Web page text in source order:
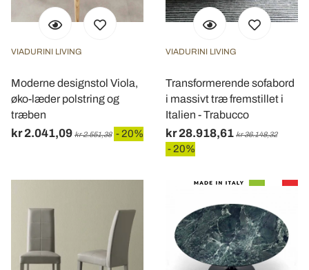
VIADURINI LIVING
Moderne designstol Viola,
øko-læder polstring og
træben
kr 2.041,09 kr 2.551,38 - 20%
VIADURINI LIVING
Transformerende sofabord
i massivt træ fremstillet i
Italien - Trabucco
kr 28.918,61 kr 36.148,32
- 20%